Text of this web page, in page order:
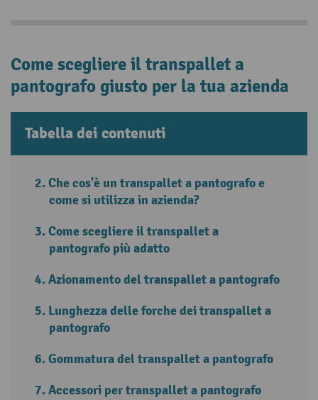
Come scegliere il transpallet a
pantografo giusto per la tua azienda
Tabella dei contenuti
Che cos'è un transpallet a pantografo e
come si utilizza in azienda?
Come scegliere il transpallet a
pantografo più adatto
Azionamento del transpallet a pantografo
Lunghezza delle forche dei transpallet a
pantografo
Gommatura del transpallet a pantografo
Accessori per transpallet a pantografo